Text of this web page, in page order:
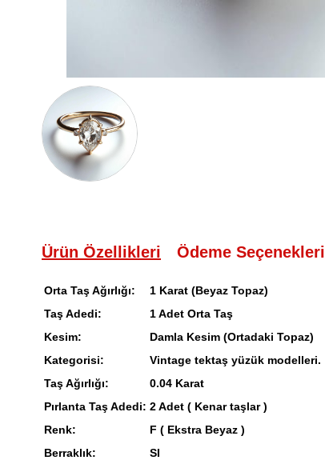
Ürün Özellikleri Ödeme Seçenekleri
Orta Taş Ağırlığı:
1 Karat (Beyaz Topaz)
Taş Adedi:
1 Adet Orta Taş
Kesim:
Damla Kesim (Ortadaki Topaz)
Kategorisi:
Vintage tektaş yüzük modelleri.
Taş Ağırlığı:
0.04 Karat
Pırlanta Taş Adedi: 2 Adet ( Kenar taşlar )
Renk:
F ( Ekstra Beyaz )
Berraklık:
SI